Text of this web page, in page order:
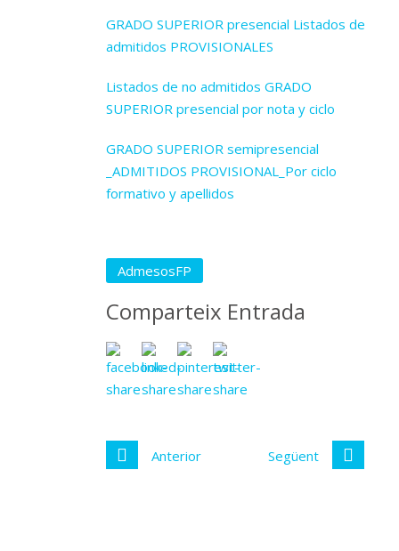
GRADO SUPERIOR presencial Listados de
admitidos PROVISIONALES
Listados de no admitidos GRADO
SUPERIOR presencial por nota y ciclo
GRADO SUPERIOR semipresencial
_ADMITIDOS PROVISIONAL_Por ciclo
formativo y apellidos
AdmesosFP
Comparteix Entrada
Anterior Següent